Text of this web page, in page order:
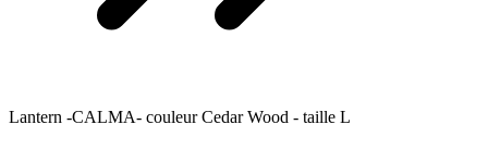
Lantern -CALMA- couleur Cedar Wood - taille L